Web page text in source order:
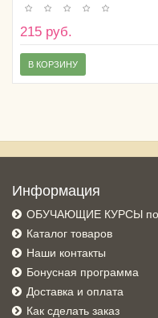
215 руб.
В КОРЗИНУ
Информация
ОБУЧАЮЩИЕ КУРСЫ по
Каталог товаров
Наши контакты
Бонусная программа
Доставка и оплата
Как сделать заказ